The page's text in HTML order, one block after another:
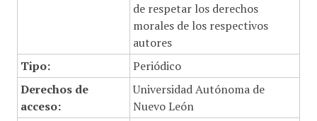
de respetar los derechos
morales de los respectivos
autores
Tipo:
Periódico
Derechos de
acceso:
Universidad Autónoma de
Nuevo León